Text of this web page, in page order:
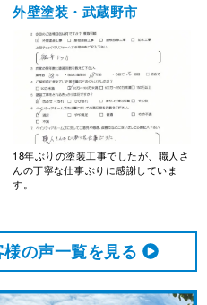
外壁塗装・武蔵野市
18年ぶりの塗装工事でしたが、職人さ
んの丁寧な仕事ぶりに感謝していま
す。
様の声⼀覧を⾒る